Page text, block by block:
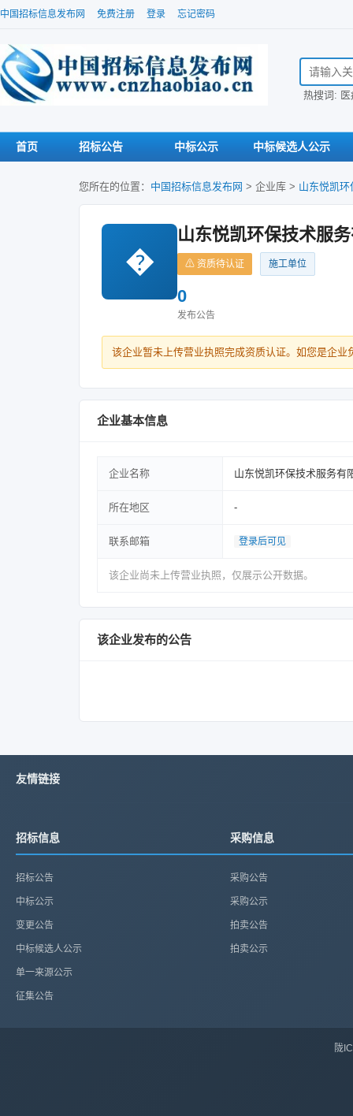
中国招标信息发布网 免费注册 登录 忘记密码
搜索招标信
热搜词:
首页 招标公告 中标公示 中标候选人公示
您所在的位置： 中国招标信息发布网 > 企业库 > 山东悦凯
�
山东悦凯环保技术服
⚠ 资质待认证 施工单位
0
发布公告
该企业暂未上传营业执照完成资质认证。如您是企业
企业基本信息
企业名称 山东悦凯环保技术服务有
所在地区 -
联系邮箱 登录后可见
该企业尚未上传营业执照，仅展示公开数据。
该企业发布的公告
友情链接
招标信息
招标公告
中标公示
变更公告
中标候选人公示
单一来源公示
征集公告
采购信息
采购公告
采购公示
拍卖公告
拍卖公示
陇